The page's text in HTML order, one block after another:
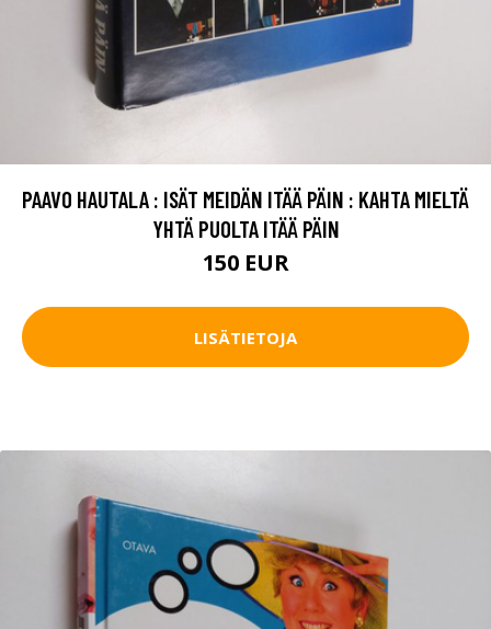
PAAVO HAUTALA : ISÄT MEIDÄN ITÄÄ PÄIN : KAHTA MIELTÄ
YHTÄ PUOLTA ITÄÄ PÄIN
150 EUR
LISÄTIETOJA